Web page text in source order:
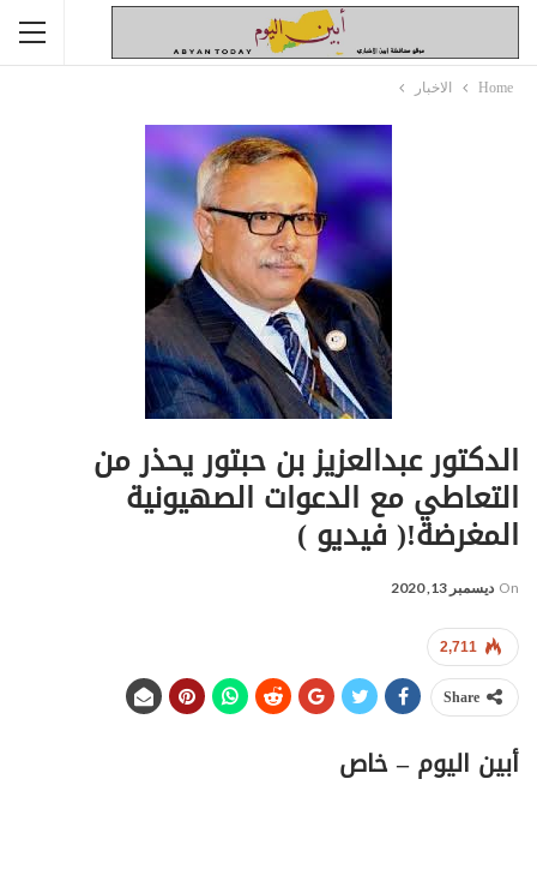
Home الاخبار
الدكتور عبدالعزيز بن حبتور يحذر من
التعاطي مع الدعوات الصهيونية
المغرضة!( فيديو )
On ديسمبر 13, 2020
2,711
Share
أبين اليوم – خاص